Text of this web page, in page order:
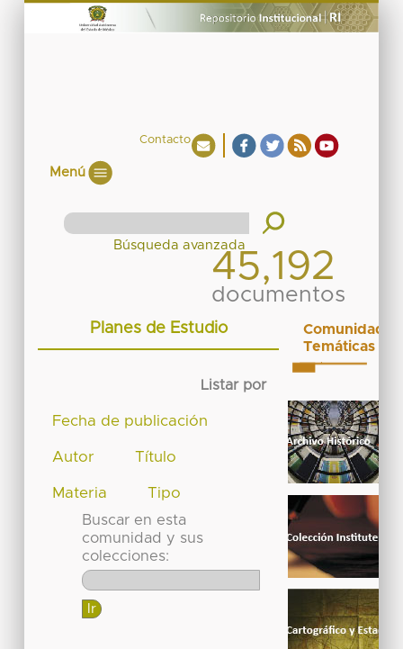
Contacto
Menú
45,192
documentos
Planes de Estudio
Listar por
Fecha de publicación
Autor Título
Materia
Tipo
Buscar en esta
comunidad y sus
colecciones:
Comunidades
Temáticas